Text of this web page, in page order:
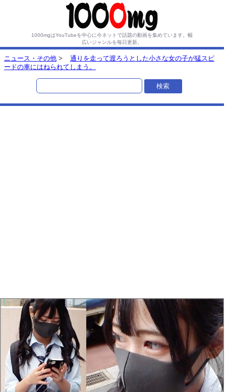
1000mgはYouTubeを中心に今ネットで話題の動画を集めています。 幅
広いジャンルを毎日更新。
ニュース・その他 >
通りを走って渡ろうとした小さな女の子が猛スピ
ードの車にはねられてしまう。